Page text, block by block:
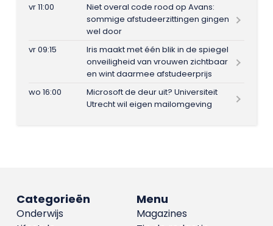
vr 11:00
Niet overal code rood op Avans:
sommige afstudeerzittingen gingen
wel door
vr 09:15
Iris maakt met één blik in de spiegel
onveiligheid van vrouwen zichtbaar
en wint daarmee afstudeerprijs
wo 16:00
Microsoft de deur uit? Universiteit
Utrecht wil eigen mailomgeving
Menu
Magazines
Categorieën
Onderwijs